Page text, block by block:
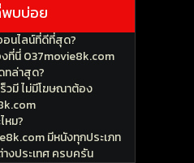
พบบ่อย
อนไลน์ที่ดีที่สุด?
ที่นี่ 037movie8k.com
ทล่าสุด?
วมี ไม่มีโฆษณาต้อง
หม?
มีหนังทุกประเภท
างประเทศ ครบครัน